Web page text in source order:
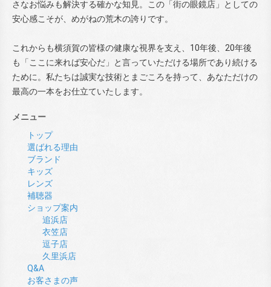
さなお悩みも解決する確かな知見。この「街の眼鏡店」としての
安心感こそが、めがねの荒木の誇りです。
これからも横須賀の皆様の健康な視界を支え、10年後、20年後
も「ここに来れば安心だ」と言っていただける場所であり続ける
ために。私たちは誠実な技術とまごころを持って、あなただけの
最高の一本をお仕立ていたします。
メニュー
トップ
選ばれる理由
ブランド
キッズ
レンズ
補聴器
ショップ案内
追浜店
衣笠店
逗子店
久里浜店
Q&A
お客さまの声